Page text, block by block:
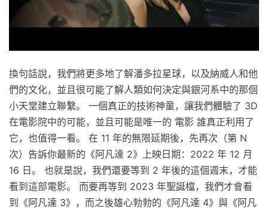
換句話說，我們將更多地了解潘多拉星球，以及納威人和他
們的文化，並且很可能了解人類如何決定與銀河系中的那個
小天堂建立聯繫。 一個真正的技術神童，讓我們體驗了 3D
在電影院中的可能，並且可能是唯一的 電影 誰真正利用了
它，也值得一看。 在 11 年的無限延期後，先再次（第 N
次）告訴你最新的《阿凡達 2》上映日期：2022 年 12 月
16 日。 也就是說，我們還要等到 2 年後的這個週末，才能
看到這部電影。 而要再等到 2023 年聖誕檔，我們才會看
到《阿凡達 3》，而之後雄心勃勃的《阿凡達 4》與《阿凡